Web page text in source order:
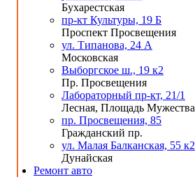
Бухарестская
пр-кт Культуры, 19 Б
Проспект Просвещения
ул. Типанова, 24 А
Московская
Выборгское ш., 19 к2
Пр. Просвещения
Лабораторный пр-кт, 21/1
Лесная, Площадь Мужества
пр. Просвещения, 85
Гражданский пр.
ул. Малая Балканская, 55 к2
Дунайская
Ремонт авто